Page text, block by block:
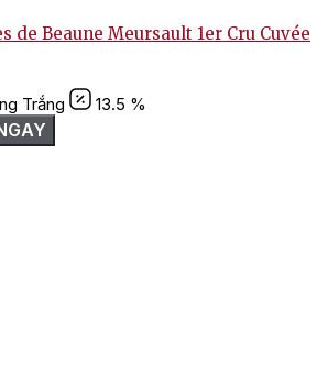
de Beaune Meursault 1er Cru Cuvée
Trắng
13.5 %